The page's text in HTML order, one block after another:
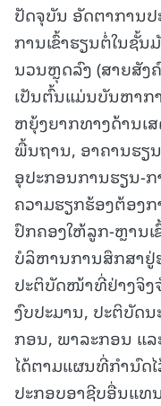
ປັດຈຸບັນ ອັດຕາການປ
ການເຂົ້າຮຽນຕໍ່ໃນຊັ້
ນວນຫຼຸດລົງ (ສາຍສັງ
ເປັນຕົ້ນແມ່ນບັນຫາກ
ຫຍຸ້ງຍາກທາງດ້ານເ
ພື້ນຖານ, ອາຄານຮຽ
ອຸປະກອນການຮຽນ-
ຄວາມຮຽກຮ້ອງຕ້ອງ
ປົກຄອງໃຫ້ລູກ-ຫຼານເ
ບໍລິຫານການສຶກສາ
ປະຕິບັດໜ້າທີ່ຢ່າງຈິງ
ງົບປະມານ, ປະຕິບັດ
ກອນ, ພາລະກອນ ແ
ໄດ້ຕາມແຜນທີ່ກໍານົດ
ປະກອບອາຊີບອື່ນແທ